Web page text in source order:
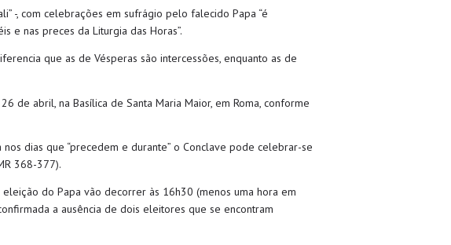
-, com celebrações em sufrágio pelo falecido Papa “é
e nas preces da Liturgia das Horas”.
que as de Vésperas são intercessões, enquanto as de
de abril, na Basílica de Santa Maria Maior, em Roma, conforme
dias que “precedem e durante” o Conclave pode celebrar-se
368-377).
do Papa vão decorrer às 16h30 (menos uma hora em
a ausência de dois eleitores que se encontram